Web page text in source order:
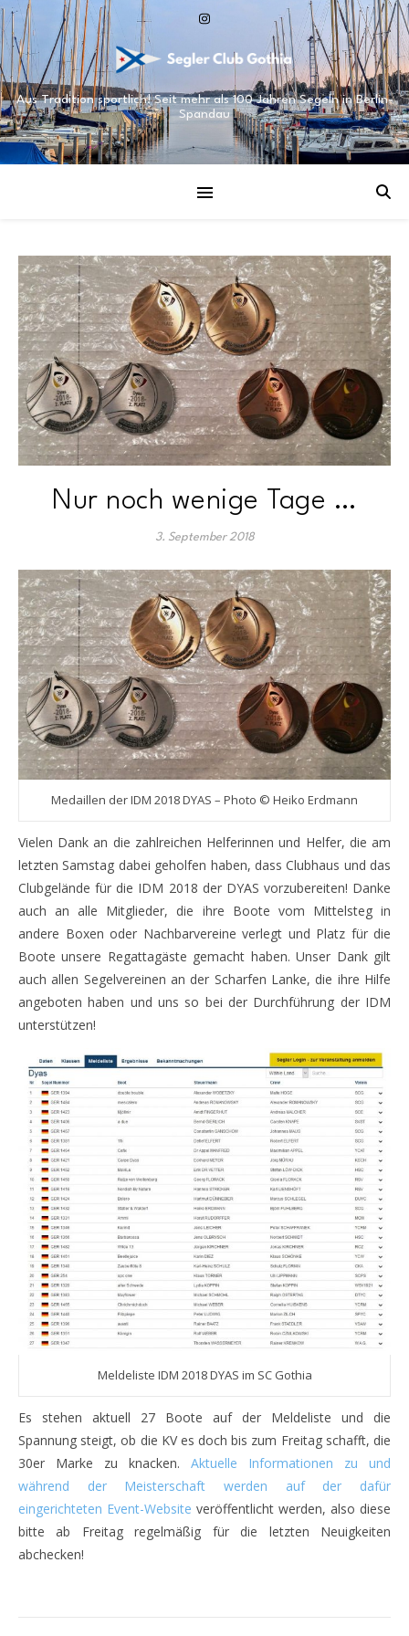
Aus Tradition sportlich! Seit mehr als 100 Jahren Segeln in Berlin-
Spandau
Nur noch wenige Tage …
3. September 2018
Medaillen der IDM 2018 DYAS – Photo © Heiko Erdmann
Vielen Dank an die zahlreichen Helferinnen und Helfer, die am
letzten Samstag dabei geholfen haben, dass Clubhaus und das
Clubgelände für die IDM 2018 der DYAS vorzubereiten! Danke
auch an alle Mitglieder, die ihre Boote vom Mittelsteg in
andere Boxen oder Nachbarvereine verlegt und Platz für die
Boote unsere Regattagäste gemacht haben. Unser Dank gilt
auch allen Segelvereinen an der Scharfen Lanke, die ihre Hilfe
angeboten haben und uns so bei der Durchführung der IDM
unterstützen!
Meldeliste IDM 2018 DYAS im SC Gothia
Es stehen aktuell 27 Boote auf der Meldeliste und die
Spannung steigt, ob die KV es doch bis zum Freitag schafft, die
30er Marke zu knacken. Aktuelle Informationen zu und
während der Meisterschaft werden auf der dafür
eingerichteten Event-Website veröffentlicht werden, also diese
bitte ab Freitag regelmäßig für die letzten Neuigkeiten
abchecken!